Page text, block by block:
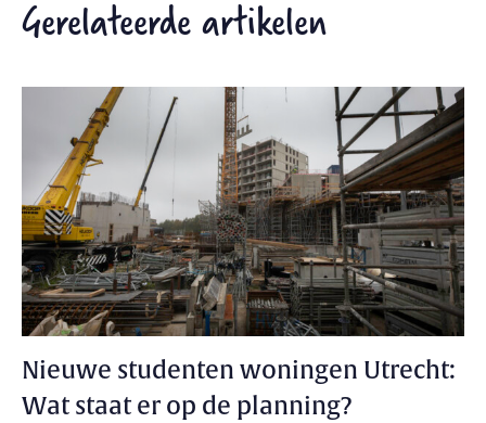
Gerelateerde artikelen
Nieuwe studenten woningen Utrecht:
Wat staat er op de planning?